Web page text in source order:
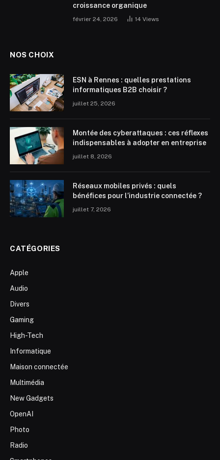
croissance organique
février 24, 2026 14 Views
NOS CHOIX
ESN à Rennes : quelles prestations
informatiques B2B choisir ?
juillet 25, 2026
Montée des cyberattaques : ces réflexes
indispensables à adopter en entreprise
juillet 8, 2026
Réseaux mobiles privés : quels
bénéfices pour l’industrie connectée ?
juillet 7, 2026
CATÉGORIES
Apple
Audio
Divers
Gaming
High-Tech
Informatique
Maison connectée
Multimédia
New Gadgets
OpenAI
Photo
Radio